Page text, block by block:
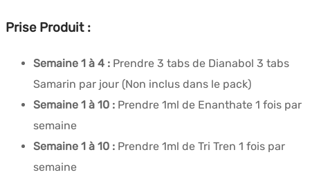
Prise Produit :
Semaine 1 à 4 : Prendre 3 tabs de Dianabol 3 tabs
Samarin par jour (Non inclus dans le pack)
Semaine 1 à 10 : Prendre 1ml de Enanthate 1 fois par
semaine
Semaine 1 à 10 : Prendre 1ml de Tri Tren 1 fois par
semaine